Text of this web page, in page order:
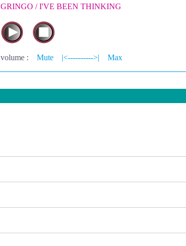
GRINGO / I'VE BEEN THINKING
volume : Mute |<---------->| Max